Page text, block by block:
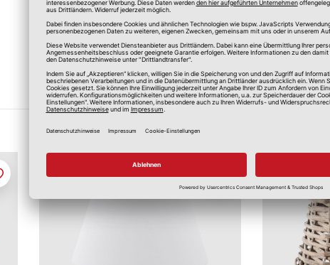
Merken